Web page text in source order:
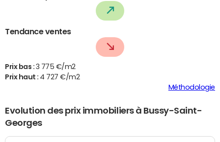
Tendance ventes
Prix bas : 3 775 €/m2
Prix haut : 4 727 €/m2
Méthodologie
Evolution des prix immobiliers à Bussy-Saint-
Georges